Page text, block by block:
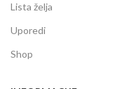
Lista želja
Uporedi
Shop